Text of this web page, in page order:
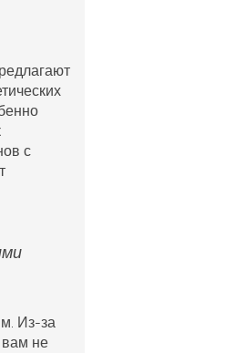
с
Из-за
вам не